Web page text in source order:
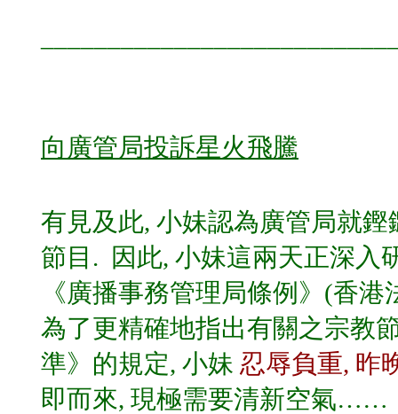
向廣管局投訴星火飛騰
有見及此, 小妹認為廣管局就
節目. 因此, 小妹這兩天正深入
《廣播事務管理局條例》(香
為了更精確地指出有關之宗教
準》的規定, 小妹 忍辱負重, 昨
即而來, 現極需要清新空氣……